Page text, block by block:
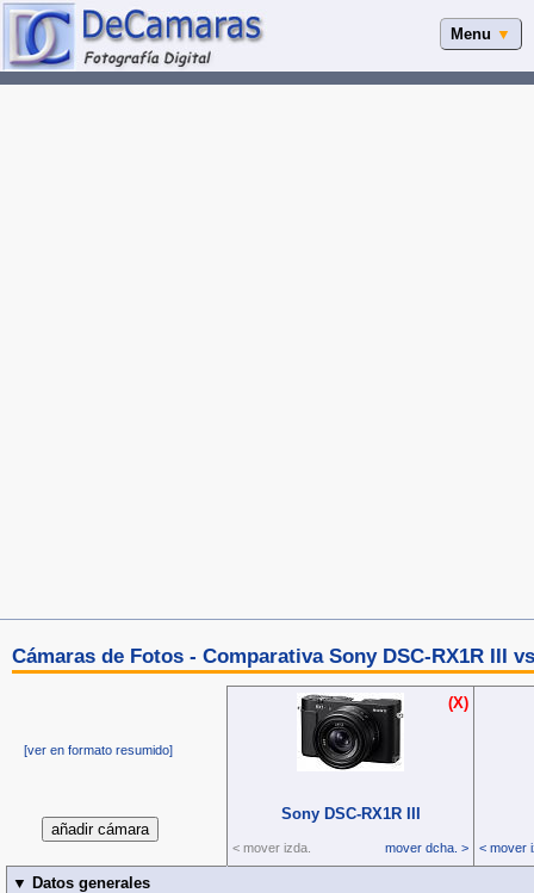
Menu ▼
Cámaras de Fotos - Comparativa Sony DSC-RX1R III
[ver en formato resumido]
(X)
Sony DSC‑RX1R III
< mover izda. mover dcha. > < mover
▼ Datos generales